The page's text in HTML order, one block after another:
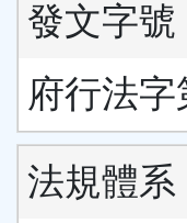
發文字號
府行法字
法規體系